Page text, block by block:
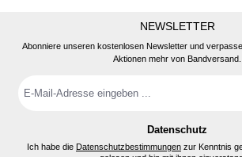
NEWSLETTER
Abonniere unseren kostenlosen Newsletter und
Aktionen mehr von Bandversand.
Mail-
Datenschutz
Ich habe die Datenschutzbestimmungen zur Kenntnis